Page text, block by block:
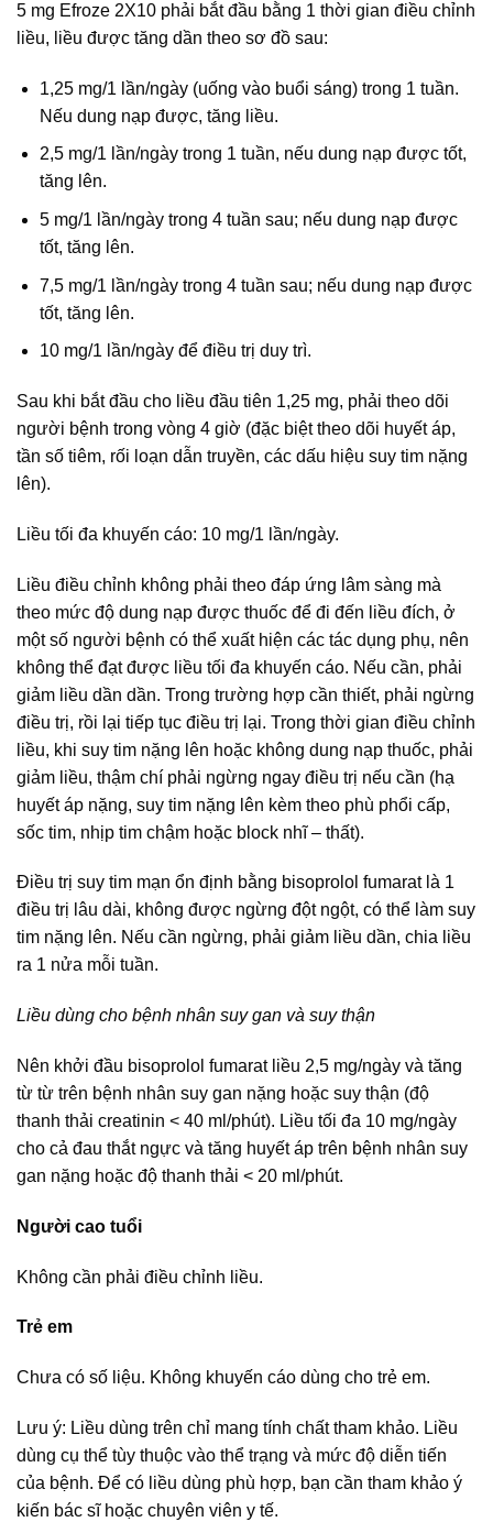
5 mg Efroze 2X10 phải bắt đầu bằng 1 thời gian điều chỉnh
liều, liều được tăng dần theo sơ đồ sau:
1,25 mg/1 lần/ngày (uống vào buổi sáng) trong 1 tuần.
Nếu dung nạp được, tăng liều.
2,5 mg/1 lần/ngày trong 1 tuần, nếu dung nạp được tốt,
tăng lên.
5 mg/1 lần/ngày trong 4 tuần sau; nếu dung nạp được
tốt, tăng lên.
7,5 mg/1 lần/ngày trong 4 tuần sau; nếu dung nạp được
tốt, tăng lên.
10 mg/1 lần/ngày để điều trị duy trì.
Sau khi bắt đầu cho liều đầu tiên 1,25 mg, phải theo dõi
người bệnh trong vòng 4 giờ (đặc biệt theo dõi huyết áp,
tần số tiêm, rối loạn dẫn truyền, các dấu hiệu suy tim nặng
lên).
Liều tối đa khuyến cáo: 10 mg/1 lần/ngày.
Liều điều chỉnh không phải theo đáp ứng lâm sàng mà
theo mức độ dung nạp được thuốc để đi đến liều đích, ở
một số người bệnh có thể xuất hiện các tác dụng phụ, nên
không thể đạt được liều tối đa khuyến cáo. Nếu cần, phải
giảm liều dần dần. Trong trường hợp cần thiết, phải ngừng
điều trị, rồi lại tiếp tục điều trị lại. Trong thời gian điều chỉnh
liều, khi suy tim nặng lên hoặc không dung nạp thuốc, phải
giảm liều, thậm chí phải ngừng ngay điều trị nếu cần (hạ
huyết áp nặng, suy tim nặng lên kèm theo phù phổi cấp,
sốc tim, nhịp tim chậm hoặc block nhĩ – thất).
Điều trị suy tim mạn ổn định bằng bisoprolol fumarat là 1
điều trị lâu dài, không được ngừng đột ngột, có thể làm suy
tim nặng lên. Nếu cần ngừng, phải giảm liều dần, chia liều
ra 1 nửa mỗi tuần.
Liều dùng cho bệnh nhân suy gan và suy thận
Nên khởi đầu bisoprolol fumarat liều 2,5 mg/ngày và tăng
từ từ trên bệnh nhân suy gan nặng hoặc suy thận (độ
thanh thải creatinin < 40 ml/phút). Liều tối đa 10 mg/ngày
cho cả đau thắt ngực và tăng huyết áp trên bệnh nhân suy
gan nặng hoặc độ thanh thải < 20 ml/phút.
Người cao tuổi
Không cần phải điều chỉnh liều.
Trẻ em
Chưa có số liệu. Không khuyến cáo dùng cho trẻ em.
Lưu ý: Liều dùng trên chỉ mang tính chất tham khảo. Liều
dùng cụ thể tùy thuộc vào thể trạng và mức độ diễn tiến
của bệnh. Để có liều dùng phù hợp, bạn cần tham khảo ý
kiến bác sĩ hoặc chuyên viên y tế.